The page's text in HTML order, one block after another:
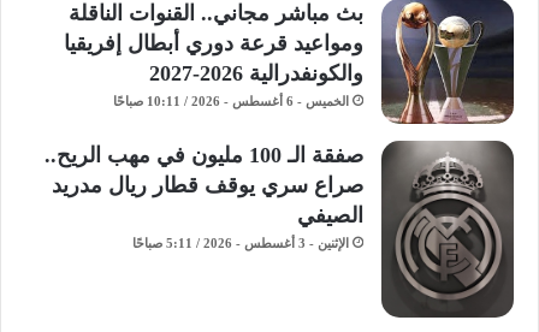
بث مباشر مجاني.. القنوات الناقلة
ومواعيد قرعة دوري أبطال إفريقيا
والكونفدرالية 2026-2027
الخميس - 6 أغسطس - 2026 / 10:11 صباحًا
صفقة الـ 100 مليون في مهب الريح..
صراع سري يوقف قطار ريال مدريد
الصيفي
الإثنين - 3 أغسطس - 2026 / 5:11 صباحًا